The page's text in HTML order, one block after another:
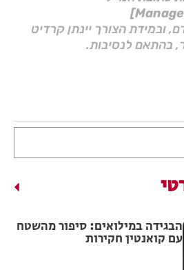
ובמידת הצורך יינתן קרדיט
בהתאם לנסיבות.
הבגידה במילואים: סיפור מהשטח
עם קואנטין חקירות